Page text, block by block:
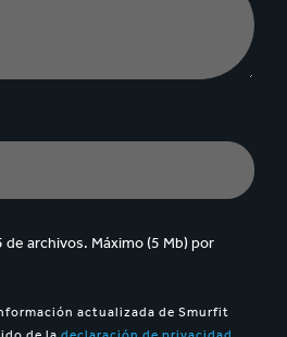
archivos. Máximo (5 Mb) por
actualizada de Smurfit